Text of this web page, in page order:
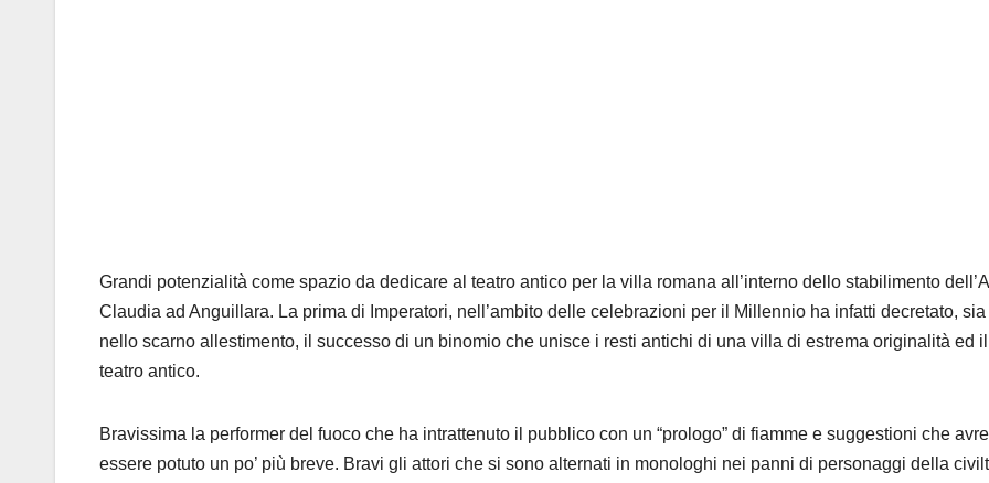
Grandi potenzialità come spazio da dedicare al teatro antico per la villa romana all’interno dello stabilimento
Claudia ad Anguillara. La prima di Imperatori, nell’ambito delle celebrazioni per il Millennio ha infatti decretato,
nello scarno allestimento, il successo di un binomio che unisce i resti antichi di una villa di estrema originalità ed il
teatro antico.
Bravissima la performer del fuoco che ha intrattenuto il pubblico con un “prologo” di fiamme e suggestioni che
essere potuto un po’ più breve. Bravi gli attori che si sono alternati in monologhi nei panni di personaggi della